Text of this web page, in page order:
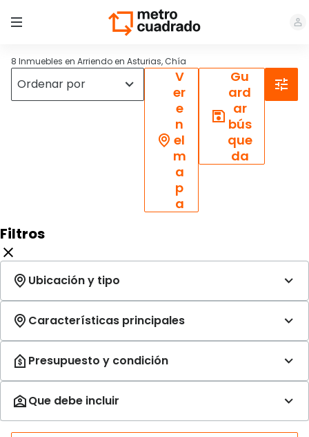
8 Inmuebles en Arriendo en Asturias, Chía
V
er
e
n
el
m
a
p
a
Gu
ard
ar
bús
que
da
Filtros